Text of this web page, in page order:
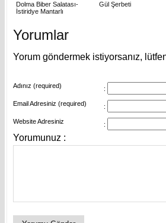
Dolma Biber Salatası-
İstiridye Mantarlı
Gül Şerbeti
Yorumlar
Yorum göndermek istiyorsanız,
Adınız (required) :
Email Adresiniz (required) :
Website Adresiniz :
Yorumunuz :